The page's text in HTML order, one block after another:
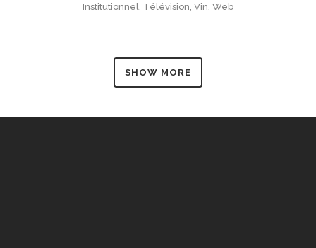
Institutionnel, Télévision, Vin, Web
SHOW MORE